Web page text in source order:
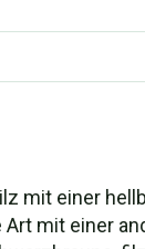
mit einer
mit einer